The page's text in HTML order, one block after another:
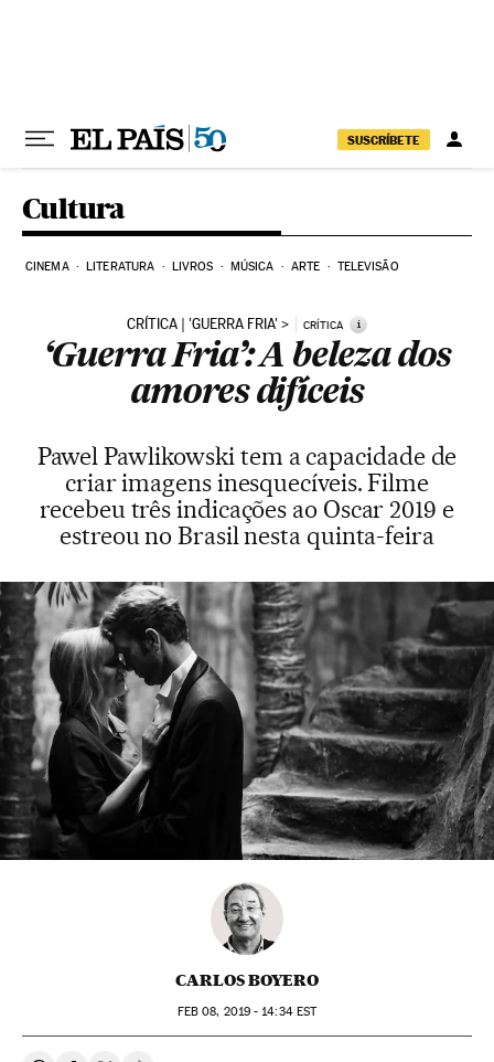
SUSCRÍBETE
Cultura
CINEMA LITERATURA LIVROS MÚSICA ARTE TELEVISÃO
CRÍTICA | 'GUERRA FRIA' CRÍTICA i
‘Guerra Fria’: A beleza dos
amores difíceis
Pawel Pawlikowski tem a capacidade de
criar imagens inesquecíveis. Filme
recebeu três indicações ao Oscar 2019 e
estreou no Brasil nesta quinta-feira
CARLOS BOYERO
FEB 08, 2019 - 14:34EST